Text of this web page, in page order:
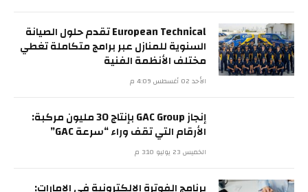
European Technical تقدم حلول الصيانة
السنوية للمنازل عبر برامج متكاملة تغطي
مختلف الأنظمة الفنية
الأحد 02 أغسطس 4:09 م
إنجاز GAC Group بإنتاج 30 مليون مركبة:
الأرقام التي تقف وراء “سرعة GAC”
الخميس 23 يوليو 3:10 م